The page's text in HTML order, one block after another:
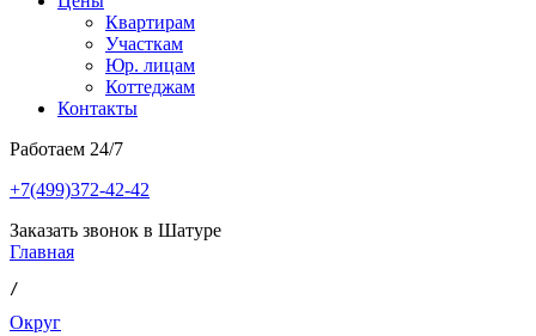
Квартирам
Участкам
Юр. лицам
Коттеджам
Контакты
Работаем 24/7
+7(499)372-42-42
Заказать звонок в Шатуре
Главная
/
Округ